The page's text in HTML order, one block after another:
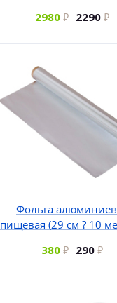
2980
2290
Фольга
пищевая (29 см ? 10
380
290